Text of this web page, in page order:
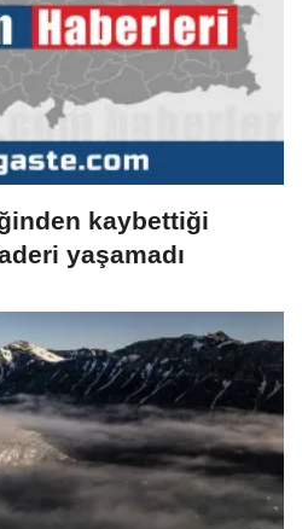
kaybettiği
yaşamadı